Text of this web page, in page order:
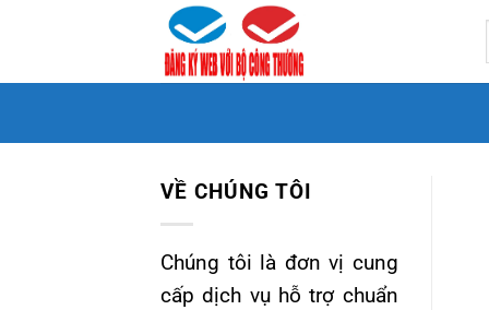
nội
VỀ CHÚNG TÔI
Chúng tôi là đơn vị cung
cấp dịch vụ hỗ trợ chuẩn